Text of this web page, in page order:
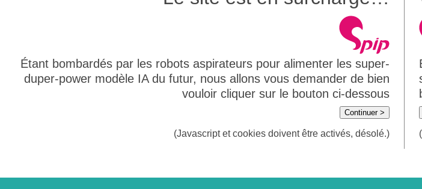
Étant bombardés par les robots aspirateurs pour alimenter les super-
duper-power modèle IA du futur, nous allons vous demander de bien
vouloir cliquer sur le bouton ci-dessous
Continuer >
(Javascript et cookies doivent être activés, désolé.)